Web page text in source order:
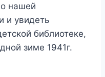
нашей
и увидеть
библиотеке,
зиме 1941г.